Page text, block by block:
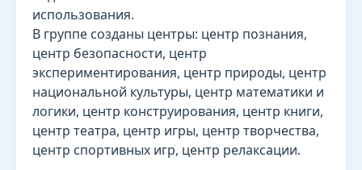
использования.
В группе созданы центры: центр познания,
центр безопасности, центр
экспериментирования, центр природы, центр
национальной культуры, центр математики и
логики, центр конструирования, центр книги,
центр театра, центр игры, центр творчества,
центр спортивных игр, центр релаксации.